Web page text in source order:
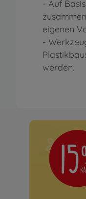
- Auf
eigenen
-
werden.